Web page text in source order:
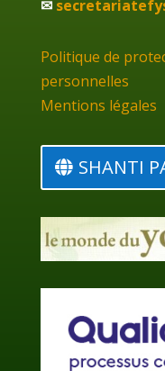
✉
Politique de
personnelles
Mentions légales
SHANTI